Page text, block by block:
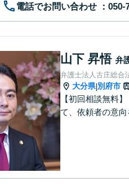
電話でお問い合わせ
山下 昇悟 弁
弁護士法人古庄総合
大分県|別府市
【初回相談無料
て、依頼者の意